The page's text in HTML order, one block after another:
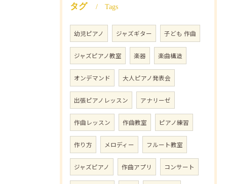
タグ Tags
幼児ピアノ ジャズギター 子ども 作曲
ジャズピアノ教室 楽器 楽曲構造
オンデマンド 大人ピアノ発表会
出張ピアノレッスン アナリーゼ
作曲レッスン 作曲教室 ピアノ練習
作り方 メロディー フルート教室
ジャズピアノ 作曲アプリ コンサート